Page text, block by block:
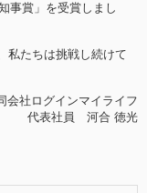
事賞」を受賞しまし
私たちは挑戦し続けて
会社ログインマイライフ
代表社員 河合 徳光